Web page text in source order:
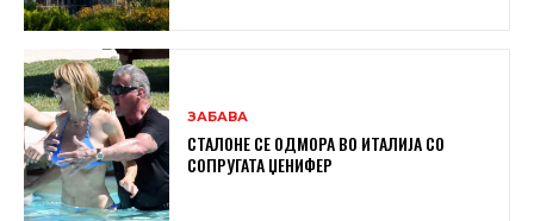
ЗАБАВА
СТАЛОНЕ СЕ ОДМОРА ВО ИТАЛИЈА СО
СОПРУГАТА ЏЕНИФЕР